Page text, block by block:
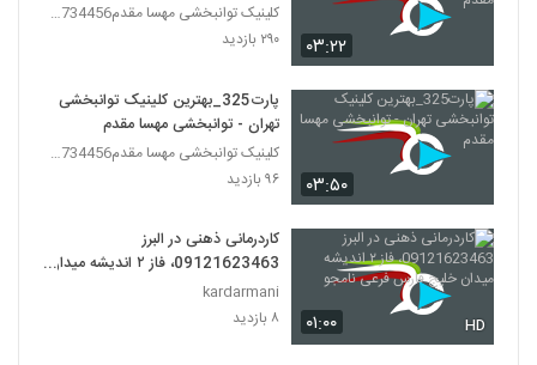
۰۳:۲۲
کلینیک توانبخشی مهسا مقدم09357734456
۲۹۰ بازدید
۰۳:۵۰
پارت325_بهترین کلینیک توانبخشی
تهران - توانبخشی مهسا مقدم
کلینیک توانبخشی مهسا مقدم09357734456
۹۶ بازدید
۰۱:۰۰ HD
کاردرمانی ذهنی در البرز
09121623463، فاز ۲ اندیشه میدان
خلیج فارس فرعی نامجو
kardarmani
۸ بازدید